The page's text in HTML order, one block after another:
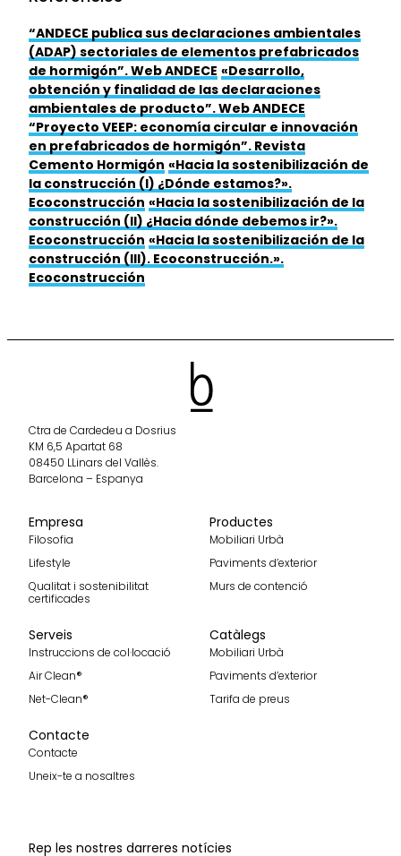
“ANDECE publica sus declaraciones ambientales
(ADAP) sectoriales de elementos prefabricados
de hormigón”. Web ANDECE «Desarrollo,
obtención y finalidad de las declaraciones
ambientales de producto”. Web ANDECE
“Proyecto VEEP: economía circular e innovación
en prefabricados de hormigón”. Revista
Cemento Hormigón «Hacia la sostenibilización de
la construcción (I) ¿Dónde estamos?».
Ecoconstrucción «Hacia la sostenibilización de la
construcción (II) ¿Hacia dónde debemos ir?».
Ecoconstrucción «Hacia la sostenibilización de la
construcción (III). Ecoconstrucción.».
Ecoconstrucción
Ctra de Cardedeu a Dosrius
KM 6,5 Apartat 68
08450 LLinars del Vallès.
Barcelona – Espanya
Empresa
Filosofia
Lifestyle
Qualitat i sostenibilitat
certificades
Productes
Mobiliari Urbà
Paviments d’exterior
Murs de contenció
Serveis
Instruccions de col·locació
Air Clean®
Net-Clean®
Catàlegs
Mobiliari Urbà
Paviments d’exterior
Tarifa de preus
Contacte
Contacte
Uneix-te a nosaltres
Rep les nostres darreres notícies